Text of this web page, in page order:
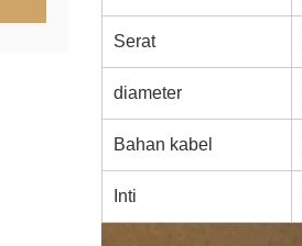
Serat
diameter
Bahan kabel
Inti